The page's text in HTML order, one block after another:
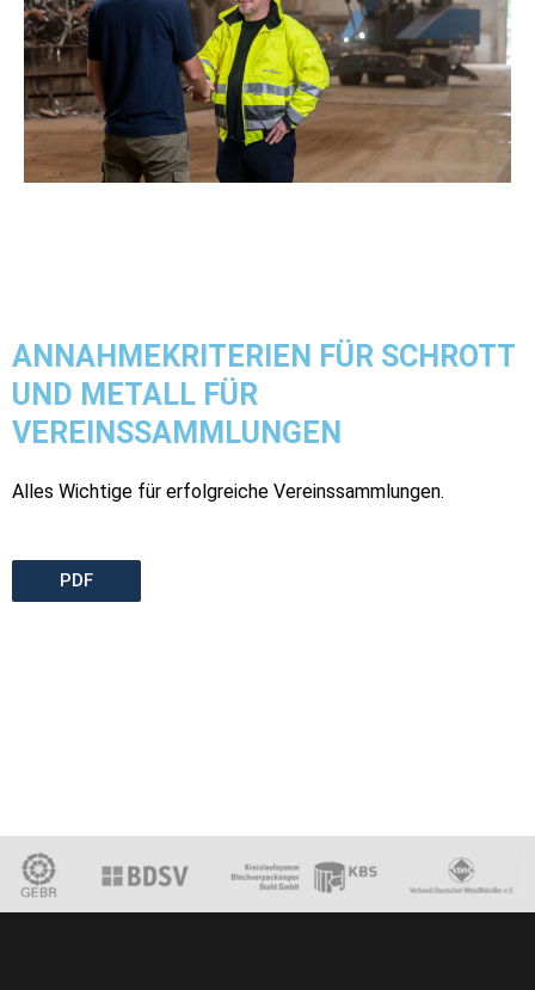
ANNAHMEKRITERIEN FÜR SCHROTT
UND METALL FÜR
VEREINSSAMMLUNGEN
Alles Wichtige für erfolgreiche Vereinssammlungen.
PDF